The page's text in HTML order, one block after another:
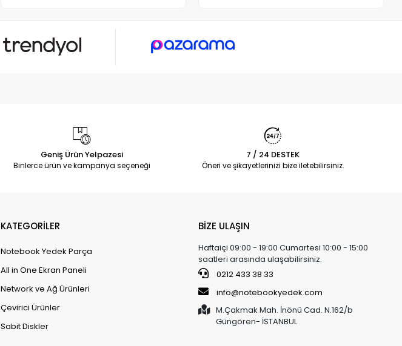
Geniş Ürün Yelpazesi
Binlerce ürün ve kampanya seçeneği
7 / 24 DESTEK
Öneri ve şikayetlerinizi bize iletebilirsiniz.
KATEGORİLER
Notebook Yedek Parça
All in One Ekran Paneli
Network ve Ağ Ürünleri
Çevirici Ürünler
Sabit Diskler
BİZE ULAŞIN
Haftaiçi 09:00 - 19:00 Cumartesi 10:00 - 15:00
saatleri arasında ulaşabilirsiniz.
0212 433 38 33
info@notebookyedek.com
M.Çakmak Mah. İnönü Cad. N.162/b
Güngören- İSTANBUL